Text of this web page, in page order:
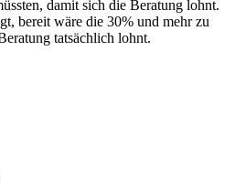
damit sich die Beratung lohnt.
bereit wäre die 30% und mehr zu
tatsächlich lohnt.